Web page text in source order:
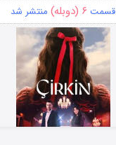
قسمت ۶ (دوبله) منتشر شد